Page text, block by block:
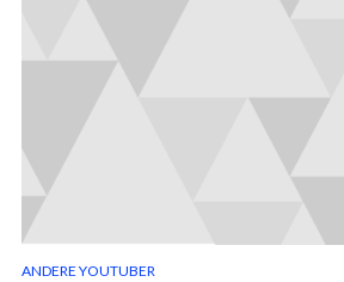
ANDERE YOUTUBER